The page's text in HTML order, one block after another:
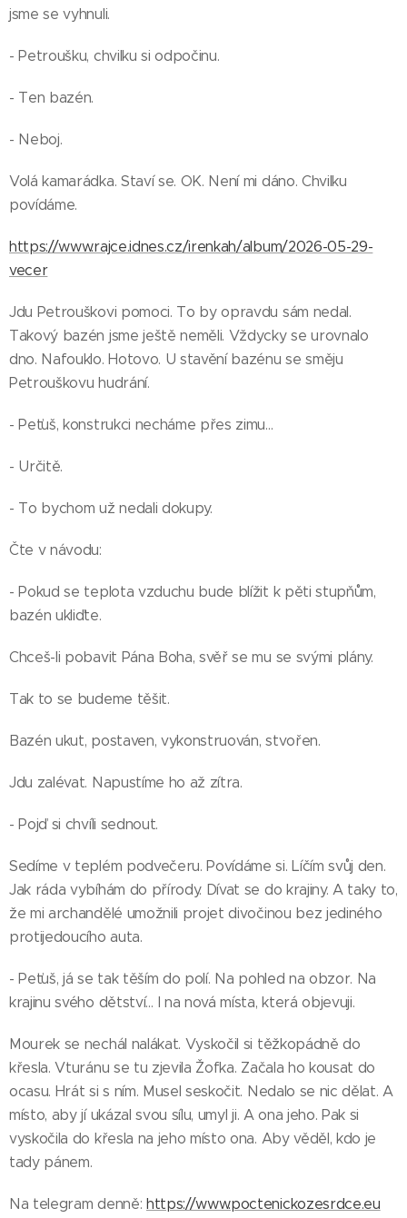
jsme se vyhnuli.
- Petroušku, chvilku si odpočinu.
- Ten bazén.
- Neboj.
Volá kamarádka. Staví se. OK. Není mi dáno. Chvilku
povídáme.
https://www.rajce.idnes.cz/irenkah/album/2026-05-29-
vecer
Jdu Petrouškovi pomoci. To by opravdu sám nedal.
Takový bazén jsme ještě neměli. Vždycky se urovnalo
dno. Nafouklo. Hotovo. U stavění bazénu se směju
Petrouškovu hudrání.
- Peťuš, konstrukci necháme přes zimu…
- Určitě.
- To bychom už nedali dokupy.
Čte v návodu:
- Pokud se teplota vzduchu bude blížit k pěti stupňům,
bazén ukliďte.
Chceš-li pobavit Pána Boha, svěř se mu se svými plány.
Tak to se budeme těšit.
Bazén ukut, postaven, vykonstruován, stvořen.
Jdu zalévat. Napustíme ho až zítra.
- Pojď si chvíli sednout.
Sedíme v teplém podvečeru. Povídáme si. Líčím svůj den.
Jak ráda vybíhám do přírody. Dívat se do krajiny. A taky to,
že mi archandělé umožnili projet divočinou bez jediného
protijedoucího auta.
- Peťuš, já se tak těším do polí. Na pohled na obzor. Na
krajinu svého dětství… I na nová místa, která objevuji.
Mourek se nechál nalákat. Vyskočil si těžkopádně do
křesla. Vturánu se tu zjevila Žofka. Začala ho kousat do
ocasu. Hrát si s ním. Musel seskočit. Nedalo se nic dělat. A
místo, aby jí ukázal svou sílu, umyl ji. A ona jeho. Pak si
vyskočila do křesla na jeho místo ona. Aby věděl, kdo je
tady pánem.
Na telegram denně: https://www.poctenickozesrdce.eu